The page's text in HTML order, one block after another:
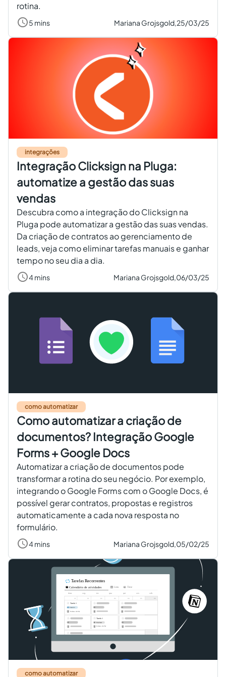
rotina.
5 mins Mariana Grojsgold,25/03/25
integrações
Integração Clicksign na Pluga:
automatize a gestão das suas
vendas
Descubra como a integração do Clicksign na
Pluga pode automatizar a gestão das suas vendas.
Da criação de contratos ao gerenciamento de
leads, veja como eliminar tarefas manuais e ganhar
tempo no seu dia a dia.
4 mins Mariana Grojsgold,06/03/25
como automatizar
Como automatizar a criação de
documentos? Integração Google
Forms + Google Docs
Automatizar a criação de documentos pode
transformar a rotina do seu negócio. Por exemplo,
integrando o Google Forms com o Google Docs, é
possível gerar contratos, propostas e registros
automaticamente a cada nova resposta no
formulário.
4 mins Mariana Grojsgold,05/02/25
como automatizar